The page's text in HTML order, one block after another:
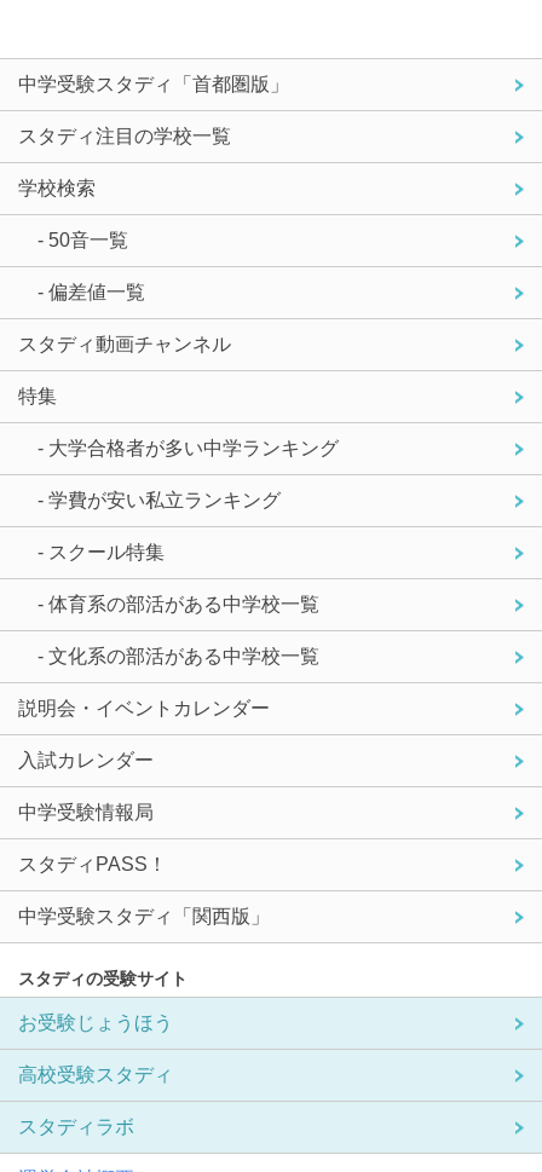
中学受験スタディ「首都圏版」
スタディ注目の学校一覧
学校検索
- 50音一覧
- 偏差値一覧
スタディ動画チャンネル
特集
- 大学合格者が多い中学ランキング
- 学費が安い私立ランキング
- スクール特集
- 体育系の部活がある中学校一覧
- 文化系の部活がある中学校一覧
説明会・イベントカレンダー
入試カレンダー
中学受験情報局
スタディPASS！
中学受験スタディ「関西版」
スタディの受験サイト
お受験じょうほう
高校受験スタディ
スタディラボ